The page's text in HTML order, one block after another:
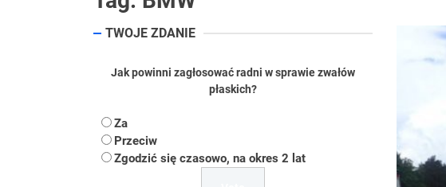
Dość komentowania kolejnych afer
TWOJE ZDANIE
Jak powinni zagłosować radni w sprawie zwałów
płaskich?
Za
Przeciw
Zgodzić się czasowo, na okres 2 lat